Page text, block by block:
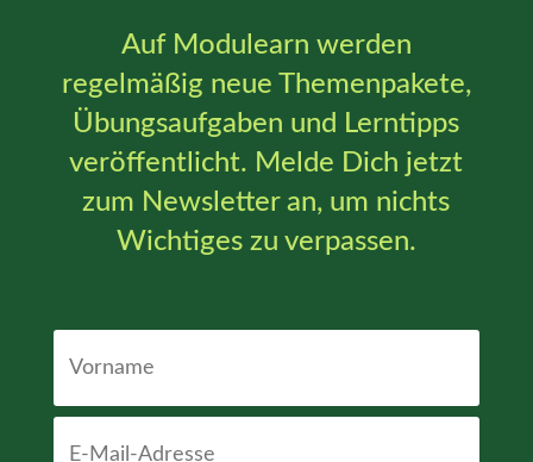
Auf Modulearn werden
regelmäßig neue Themenpakete,
Übungsaufgaben und Lerntipps
veröffentlicht. Melde Dich jetzt
zum Newsletter an, um nichts
Wichtiges zu verpassen.